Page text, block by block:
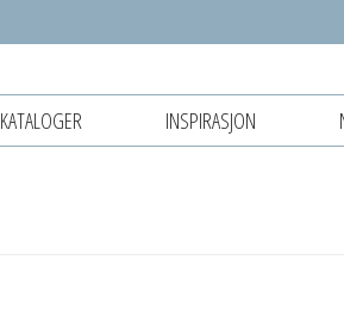
KATALOGER INSPIRASJON